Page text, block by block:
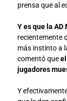
prensa que al
Y es que la
recientemente
más instinto a
comentó que
jugadores
Y